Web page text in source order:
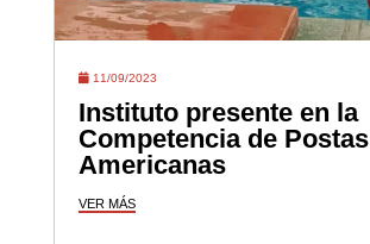
11/09/2023
Instituto presente en la
Competencia de Postas
Americanas
VER MÁS